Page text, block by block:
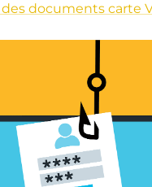
documents carte